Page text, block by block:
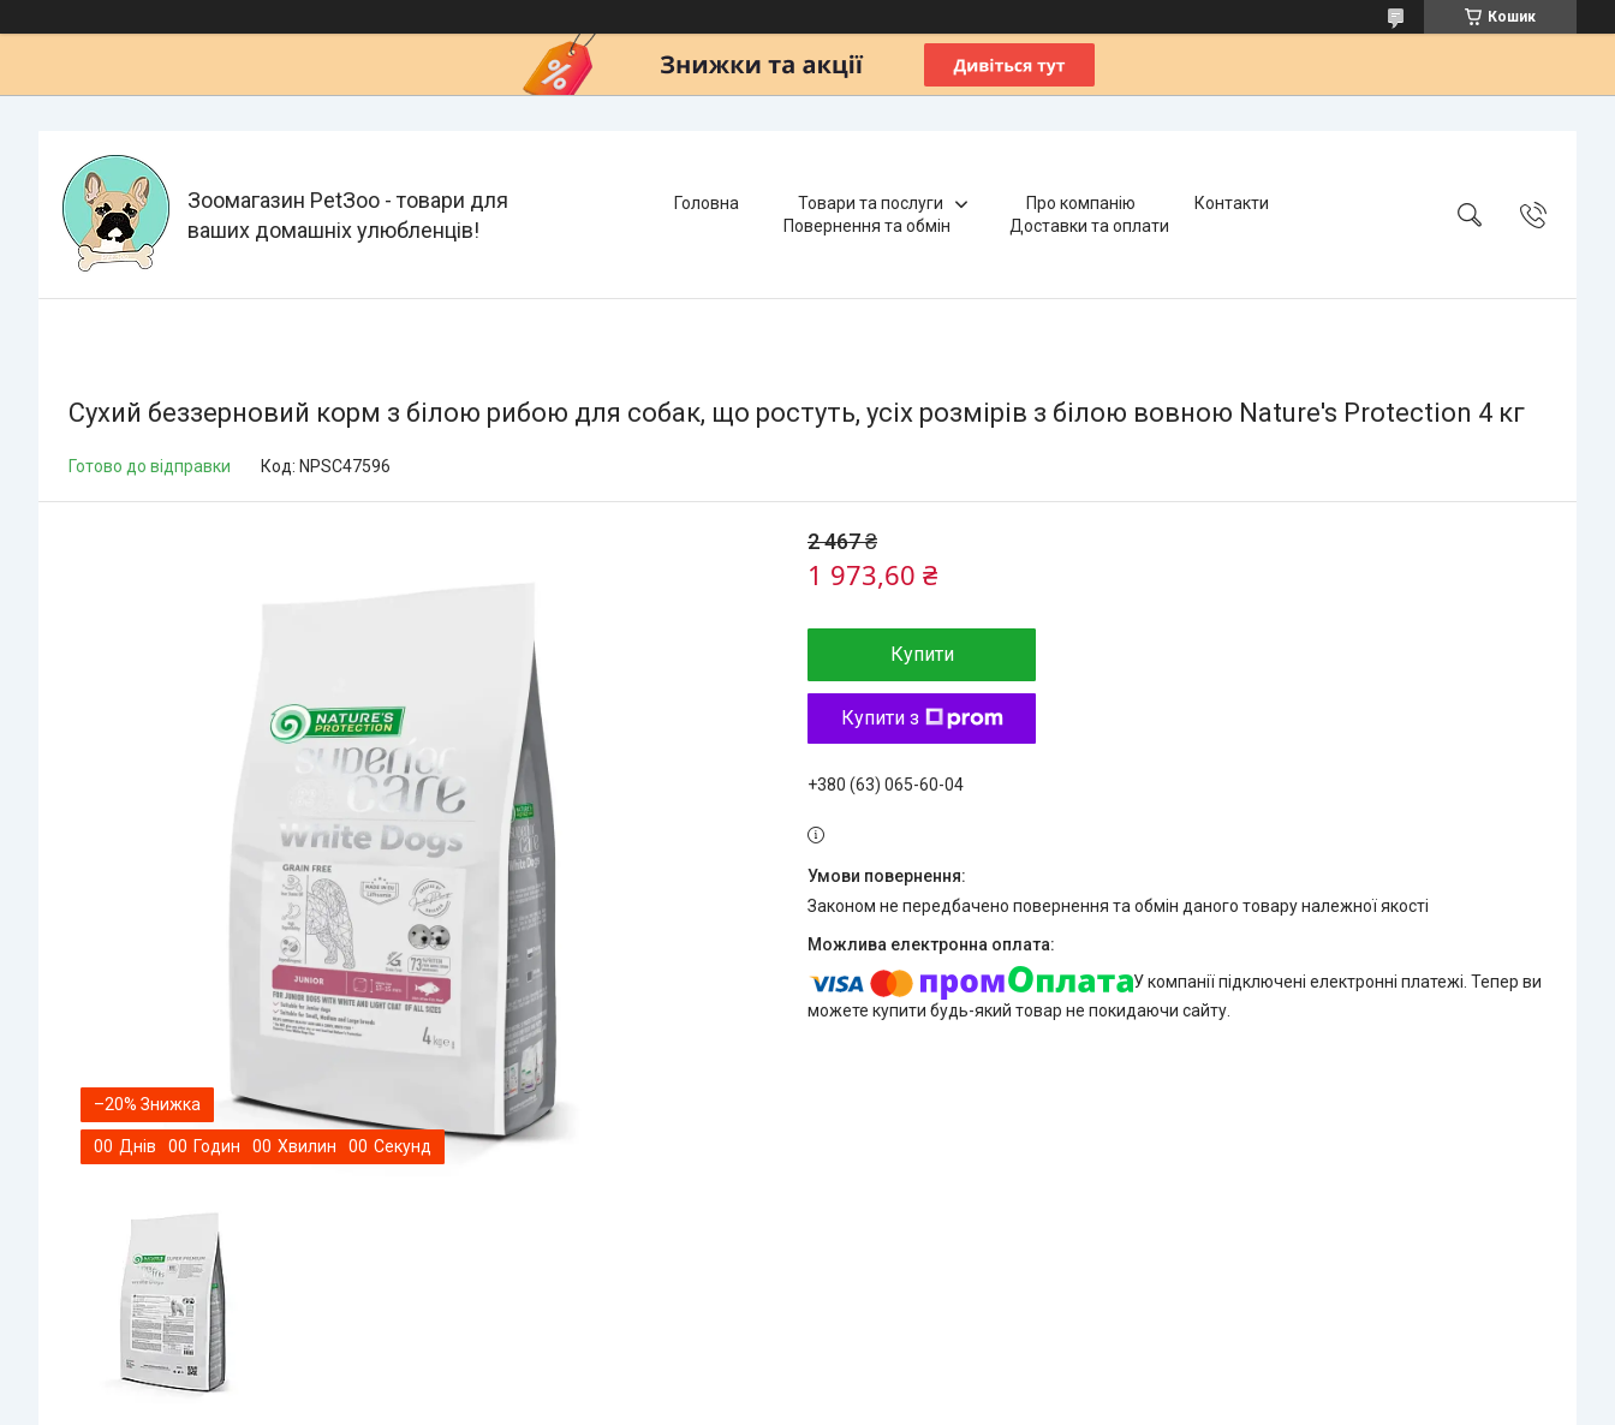
Кошик
Зоомагазин PetЗoo - товари для
ваших домашніх улюбленців!
Головна Товари та послуги Про компанію
Контакти
Повернення та обмін
Доставки та оплати
Сухий беззерновий корм з білою рибою для собак, що ростуть, усіх розмірів з білою вовною Nature's Protection 4 кг
Готово до відправки Код: NPSC47596
–20%
00 Днів 00 Годин 00 Хвилин 00 Секунд
2 467 ₴
1 973,60 ₴
Купити
Купити з
+380 (63) 065-60-04
Законом не передбачено повернення та обмін даного товару належної якості
У компанії підключені електронні платежі. Тепер ви
можете купити будь-який товар не покидаючи сайту.